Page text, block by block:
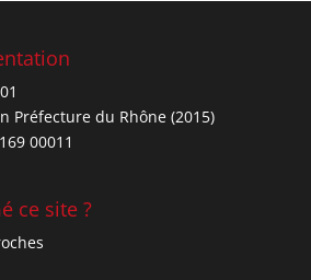
Préfecture du Rhône (2015)
00011
ce site ?